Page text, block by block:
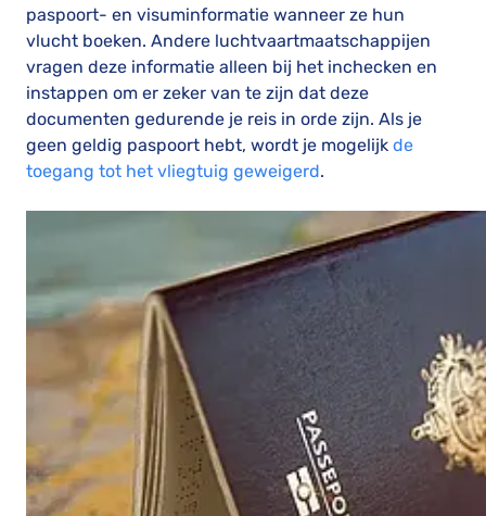
paspoort- en visuminformatie wanneer ze hun
vlucht boeken. Andere luchtvaartmaatschappijen
vragen deze informatie alleen bij het inchecken en
instappen om er zeker van te zijn dat deze
documenten gedurende je reis in orde zijn. Als je
geen geldig paspoort hebt, wordt je mogelijk de
toegang tot het vliegtuig geweigerd.